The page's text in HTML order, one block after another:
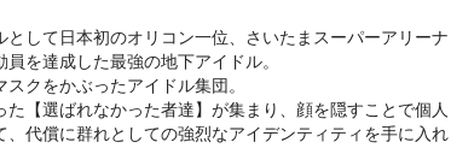
として日本初のオリコン一位、さいたまスーパーアリーナ
を達成した最強の地下アイドル。
クをかぶったアイドル集団。
【選ばれなかった者達】が集まり、顔を隠すことで個人
、代償に群れとしての強烈なアイデンティティを手に入れ